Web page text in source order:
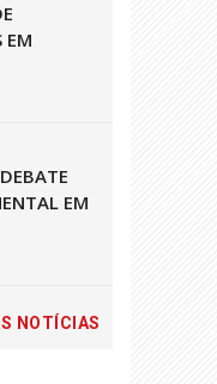
EM
EM
NOTÍCIAS